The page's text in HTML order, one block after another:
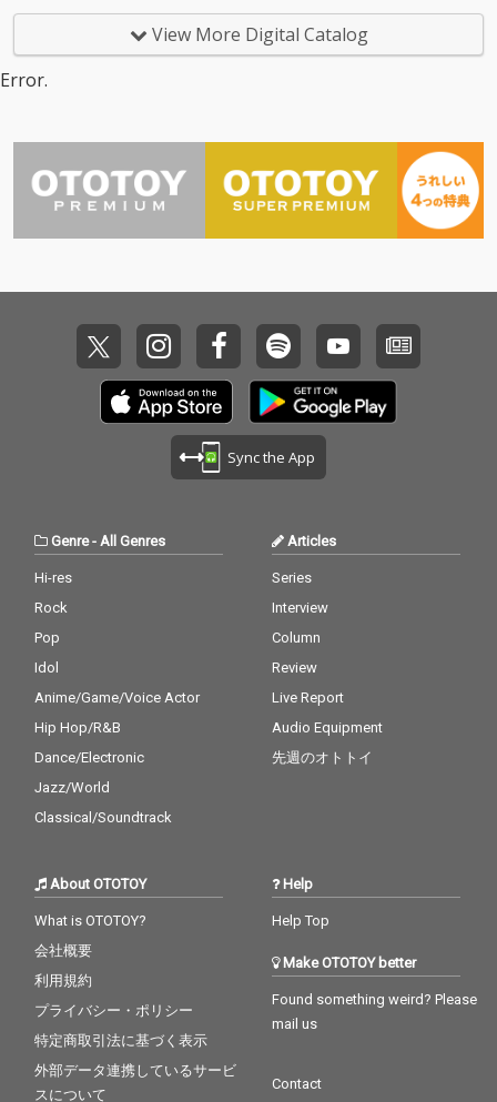
View More Digital Catalog
Error.
Sync the App
Genre- All Genres
Hi-res
Rock
Pop
Idol
Anime/Game/Voice Actor
Hip Hop/R&B
Dance/Electronic
Jazz/World
Classical/Soundtrack
Articles
Series
Interview
Column
Review
Live Report
Audio Equipment
先週のオトトイ
About OTOTOY
What is OTOTOY?
会社概要
利用規約
プライバシー・ポリシー
特定商取引法に基づく表示
外部データ連携しているサービ
スについて
Help
Help Top
Make OTOTOY better
Found something weird? Please
mail us
Contact